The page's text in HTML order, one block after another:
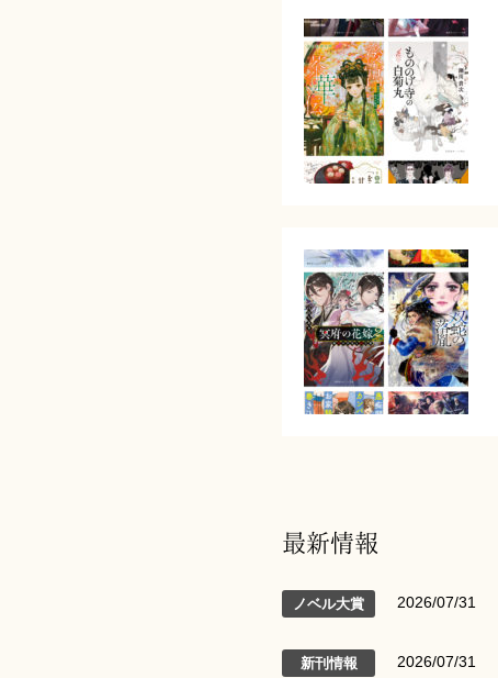
最新情報
ノベル大賞 2026/07/31
新刊情報 2026/07/31